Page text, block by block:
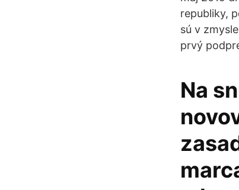
republiky,
sú v
prvý
Na